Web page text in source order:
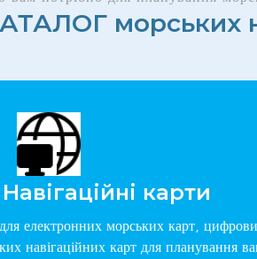
морських
карти
електронних морських карт,
навігаційних карт для планування